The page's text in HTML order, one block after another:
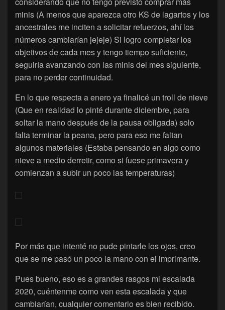
minis (A menos que aparezca otro KS de lagartos y los
ancestrales me inciten a solicitar refuerzos, ahí los
números cambiarían jejeje) Si logro completar los
objetivos de cada mes y tengo tiempo suficiente,
seguiría avanzando con las minis del mes siguiente,
para no perder continuidad.
En lo que respecta a enero ya finalicé un troll de nieve
(Que en realidad lo pinté durante diciembre, para
soltar la mano después de la pausa obligada) solo
falta terminar la peana, pero para eso me faltan
algunos materiales (Estaba pensando en algo como
nieve a medio derretir, como si fuese primavera y
comienzan a subir un poco las temperaturas)
Por más que intenté no pude pintarle los ojos, creo
que se me pasó un poco la mano con el imprimante.
Pues bueno, eso es a grandes rasgos mi escalada
2020, cuéntenme como ven esta escalada y que
cambiarían, cualquier comentario es bien recibido.